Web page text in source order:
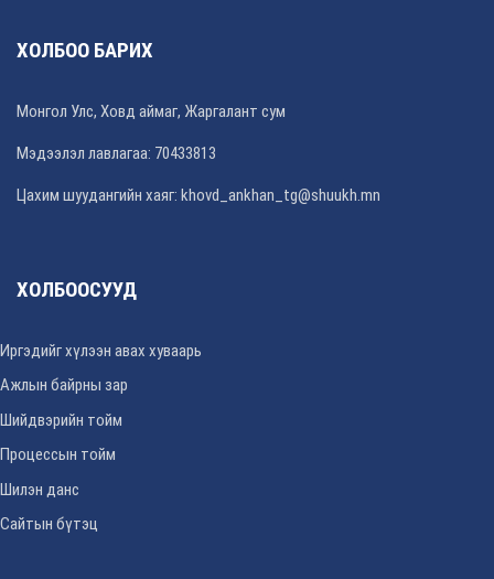
ХОЛБОО БАРИХ
Монгол Улс, Ховд аймаг, Жаргалант сум
Мэдээлэл лавлагаа: 70433813
Цахим шуудангийн хаяг: khovd_ankhan_tg@shuukh.mn
ХОЛБООСУУД
Иргэдийг хүлээн авах хуваарь
Ажлын байрны зар
Шийдвэрийн тойм
Процессын тойм
Шилэн данс
Сайтын бүтэц